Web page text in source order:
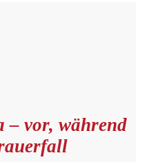
– vor, während